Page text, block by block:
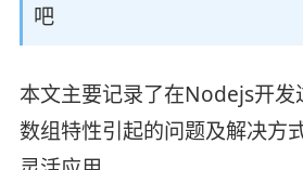
吧
本文主要记录了在Nodejs开发
数组特性引起的问题及解决方